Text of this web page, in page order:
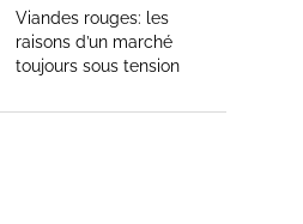
Viandes rouges: les
raisons d’un marché
toujours sous tension